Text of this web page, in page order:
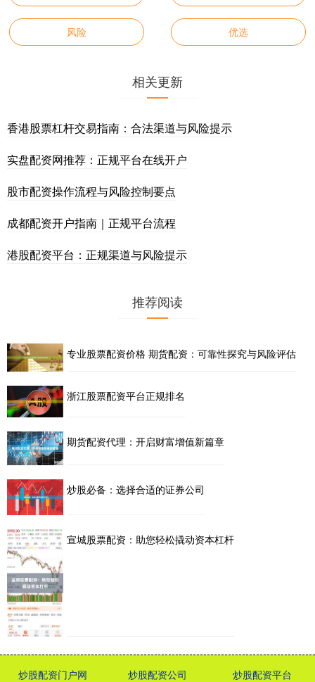
风险 优选
相关更新
香港股票杠杆交易指南：合法渠道与风险提示
实盘配资网推荐：正规平台在线开户
股市配资操作流程与风险控制要点
成都配资开户指南｜正规平台流程
港股配资平台：正规渠道与风险提示
推荐阅读
专业股票配资价格 期货配资：可靠性探究与风险评估
浙江股票配资平台正规排名
期货配资代理：开启财富增值新篇章
炒股必备：选择合适的证券公司
宣城股票配资：助您轻松撬动资本杠杆
炒股配资门户网 炒股配资公司 炒股配资平台